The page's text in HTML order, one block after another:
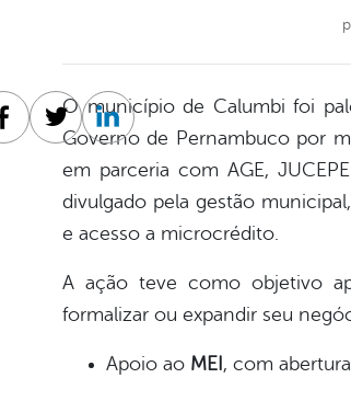
O município de Calumbi foi
Governo de Pernambuco por
em parceria com AGE,
divulgado pela gestão
e acesso a microcrédito.
A ação teve como objetivo
formalizar ou expandir seu
Apoio ao MEI, com
Facebook
TwitterLinkedin